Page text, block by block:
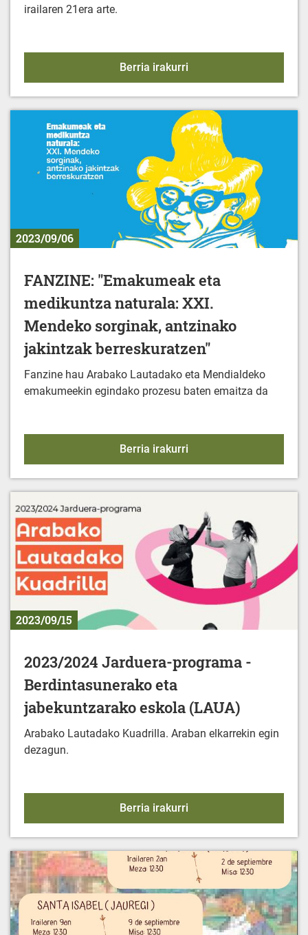
irailaren 21era arte.
Berria irakurri
2023/09/06
FANZINE: "Emakumeak eta
medikuntza naturala: XXI.
Mendeko sorginak, antzinako
jakintzak berreskuratzen"
Fanzine hau Arabako Lautadako eta Mendialdeko
emakumeekin egindako prozesu baten emaitza da
Berria irakurri
2023/09/15
2023/2024 Jarduera-programa -
Berdintasunerako eta
jabekuntzarako eskola (LAUA)
Arabako Lautadako Kuadrilla. Araban elkarrekin egin
dezagun.
Berria irakurri